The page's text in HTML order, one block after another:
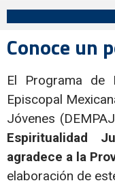
Conoce un
El Programa de
Episcopal
Jóvenes
Espiritualidad
agradece a la
elaboración de